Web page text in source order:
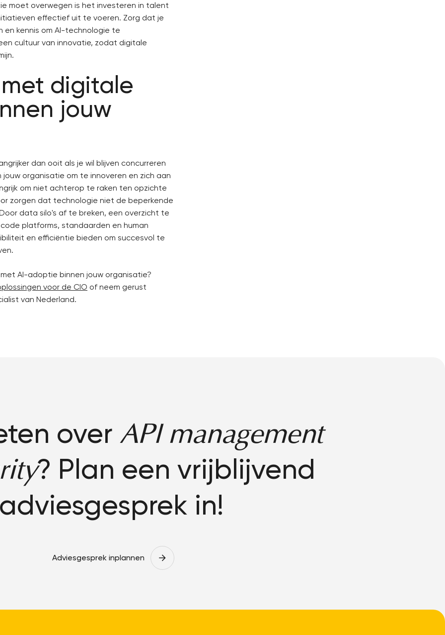
moet overwegen is het investeren in talent
effectief uit te voeren. Zorg dat je
en kennis om AI-technologie te
cultuur van innovatie, zodat digitale
digitale
jouw
dan ooit als je wil blijven concurreren
organisatie om te innoveren en zich aan
om niet achterop te raken ten opzichte
zorgen dat technologie niet de beperkende
data silo's af te breken, een overzicht te
platforms, standaarden en human
en efficiëntie bieden om succesvol te
AI-adoptie binnen jouw organisatie?
voor de CIO of neem gerust
van Nederland.
over API management
? Plan een vrijblijvend
adviesgesprek in!
Adviesgesprek inplannen